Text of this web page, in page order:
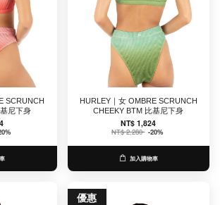
SCRUNCH
尼下身
HURLEY｜女 OMBRE SCRUNCH
CHEEKY BTM 比基尼下身
NT$ 1,824
NT$ 2,280 -20%
加入購物車
優惠